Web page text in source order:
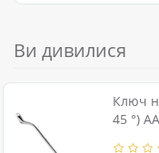
Ви дивилися
Ключ
45 °)